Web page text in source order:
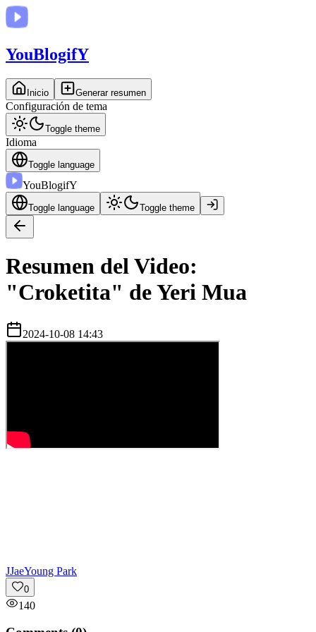
YouBlogifY
Inicio Generar resumen
Configuración de tema
Toggle theme
Idioma
Toggle language
YouBlogifY
Toggle language Toggle theme
Resumen del Video:
"Croketita" de Yeri Mua
2024-10-08 14:43
JJaeYoung Park
0
140